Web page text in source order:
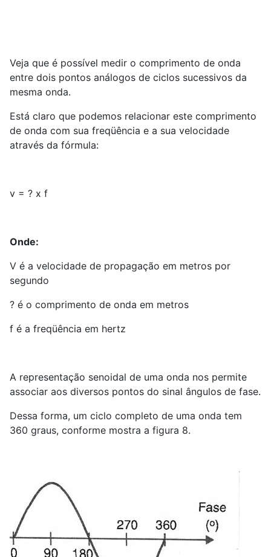
Veja que é possível medir o comprimento de onda
entre dois pontos análogos de ciclos sucessivos da
mesma onda.
Está claro que podemos relacionar este comprimento
de onda com sua freqüência e a sua velocidade
através da fórmula:
v = ? x f
Onde:
V é a velocidade de propagação em metros por
segundo
? é o comprimento de onda em metros
f é a freqüência em hertz
A representação senoidal de uma onda nos permite
associar aos diversos pontos do sinal ângulos de fase.
Dessa forma, um ciclo completo de uma onda tem
360 graus, conforme mostra a figura 8.